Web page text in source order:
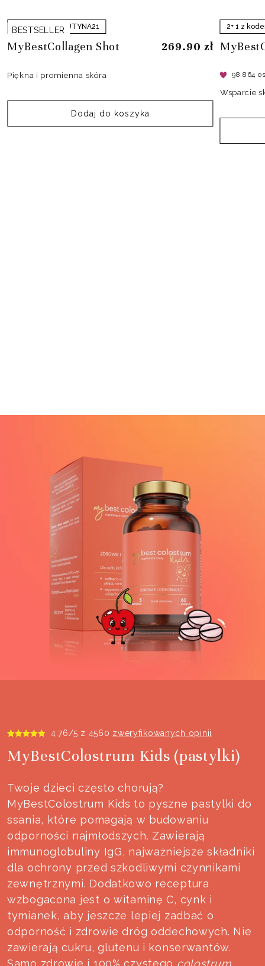
BESTSELLER
2+ 1 z kodem: RUTYNA21
MyBestCollagen Shot 269.90 zł
Piękna i promienna skóra
Dodaj do koszyka
2+ 1 z
98,864
Wsparcie
4.76/5 z 4560 zweryfikowanych opinii
MyBestColostrum Kids (pastylki)
Twoje dzieci często chorują?
MyBestColostrum Kids to pyszne pastylki do
ssania, które pomagają w budowaniu
odporności najmłodszych. Zawierają
immunoglobuliny IgG, najważniejsze składniki
dla ochrony przed szkodliwymi czynnikami
zewnętrznymi. Dodatkowo receptura
wzbogacona jest o witaminę C, cynk i
tymianek, aby jeszcze lepiej zadbać o
odporność i zdrowie dróg oddechowych. Nie
zawierają cukru, glutenu i konserwantów.
Samo zdrowie i 100% czystego colostrum